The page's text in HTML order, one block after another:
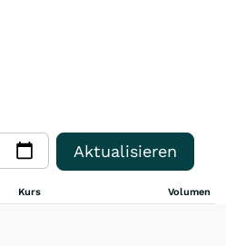
Aktualisieren
Kurs Volumen